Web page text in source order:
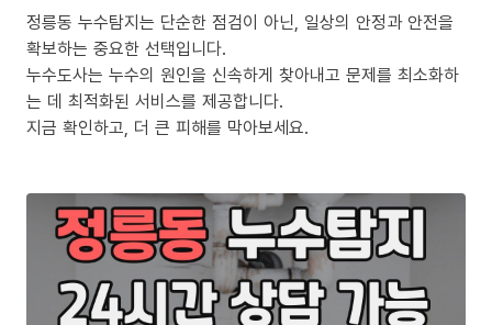
정릉동 누수탐지는 단순한 점검이 아닌, 일상의 안정과 안전을
확보하는 중요한 선택입니다.
누수도사는 누수의 원인을 신속하게 찾아내고 문제를 최소화하
는 데 최적화된 서비스를 제공합니다.
지금 확인하고, 더 큰 피해를 막아보세요.